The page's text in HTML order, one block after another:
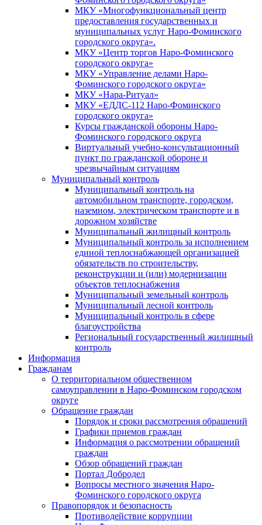
МКУ «Многофункциональный центр
предоставления государственных и
муниципальных услуг Наро-Фоминского
городского округа».
МКУ «Центр торгов Наро-Фоминского
городского округа»
МКУ «Управление делами Наро-
Фоминского городского округа»
МКУ «Нара-Ритуал»
МКУ «ЕДДС-112 Наро-Фоминского
городского округа»
Курсы гражданской обороны Наро-
Фоминского городского округа
Виртуальный учебно-консультационный
пункт по гражданской обороне и
чрезвычайным ситуациям
Муниципальный контроль
Муниципальный контроль на
автомобильном транспорте, городском,
наземном, электрическом транспорте и в
дорожном хозяйстве
Муниципальный жилищный контроль
Муниципальный контроль за исполнением
единой теплоснабжающей организацией
обязательств по строительству,
реконструкции и (или) модернизации
объектов теплоснабжения
Муниципальный земельный контроль
Муниципальный лесной контроль
Муниципальный контроль в сфере
благоустройства
Региональный государственный жилищный
контроль
Информация
Гражданам
О территориальном общественном
самоуправлении в Наро-Фоминском городском
округе
Обращение граждан
Порядок и сроки рассмотрения обращений
Графики приемов граждан
Информация о рассмотрении обращений
граждан
Обзор обращений граждан
Портал Добродел
Вопросы местного значения Наро-
Фоминского городского округа
Правопорядок и безопасность
Противодействие коррупции